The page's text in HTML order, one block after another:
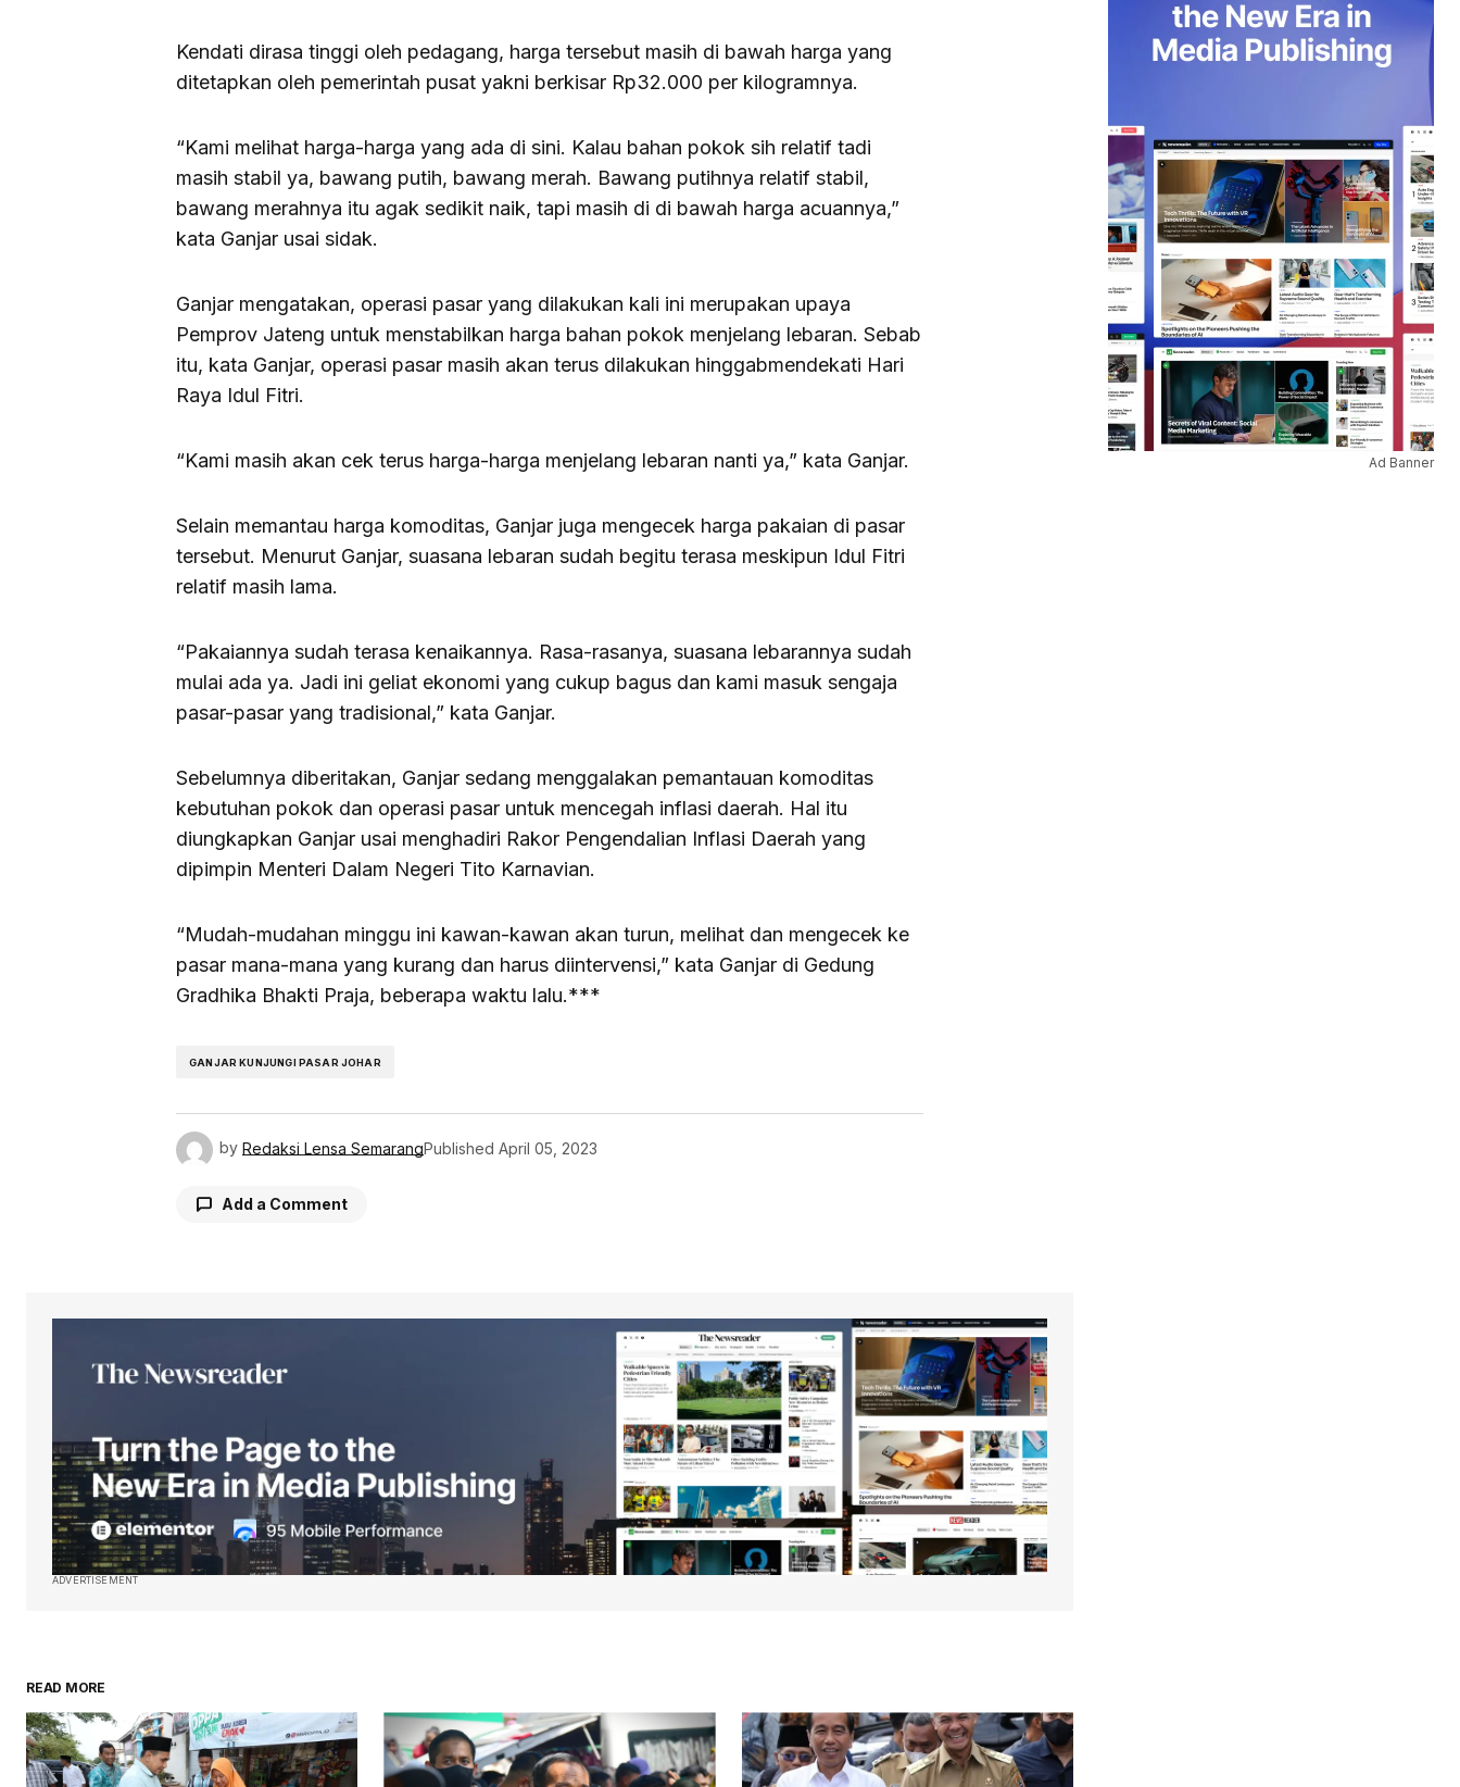
Kendati dirasa tinggi oleh pedagang, harga tersebut masih di bawah harga yang
ditetapkan oleh pemerintah pusat yakni berkisar Rp32.000 per kilogramnya.
“Kami melihat harga-harga yang ada di sini. Kalau bahan pokok sih relatif tadi
masih stabil ya, bawang putih, bawang merah. Bawang putihnya relatif stabil,
bawang merahnya itu agak sedikit naik, tapi masih di di bawah harga acuannya,”
kata Ganjar usai sidak.
Ganjar mengatakan, operasi pasar yang dilakukan kali ini merupakan upaya
Pemprov Jateng untuk menstabilkan harga bahan pokok menjelang lebaran. Sebab
itu, kata Ganjar, operasi pasar masih akan terus dilakukan hinggabmendekati Hari
Raya Idul Fitri.
“Kami masih akan cek terus harga-harga menjelang lebaran nanti ya,” kata Ganjar.
Selain memantau harga komoditas, Ganjar juga mengecek harga pakaian di pasar
tersebut. Menurut Ganjar, suasana lebaran sudah begitu terasa meskipun Idul Fitri
relatif masih lama.
“Pakaiannya sudah terasa kenaikannya. Rasa-rasanya, suasana lebarannya sudah
mulai ada ya. Jadi ini geliat ekonomi yang cukup bagus dan kami masuk sengaja
pasar-pasar yang tradisional,” kata Ganjar.
Sebelumnya diberitakan, Ganjar sedang menggalakan pemantauan komoditas
kebutuhan pokok dan operasi pasar untuk mencegah inflasi daerah. Hal itu
diungkapkan Ganjar usai menghadiri Rakor Pengendalian Inflasi Daerah yang
dipimpin Menteri Dalam Negeri Tito Karnavian.
“Mudah-mudahan minggu ini kawan-kawan akan turun, melihat dan mengecek ke
pasar mana-mana yang kurang dan harus diintervensi,” kata Ganjar di Gedung
Gradhika Bhakti Praja, beberapa waktu lalu.***
GANJAR KUNJUNGI PASAR JOHAR
by Redaksi Lensa SemarangPublished April 05, 2023
Add a Comment
Comment
Your Name* Your E-mail*
Save my name, email, and website in
this browser for the next time I
ADVERTISEMENT
READ MORE
Ad Banner